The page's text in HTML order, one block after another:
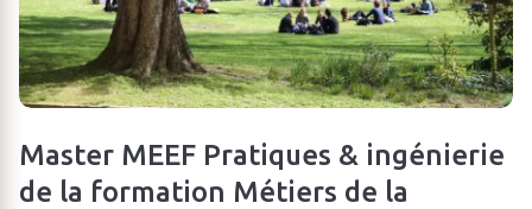
Certification (CAFIPEM ou CAFFA)
Missions de formation
Encadrement (conseil pédagogique ou inspection)
Recherche (études doctorales)
Master MEEF Pratiques & ingénierie
de la formation Métiers de la